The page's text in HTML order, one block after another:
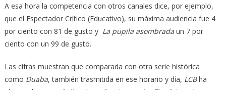
A esa hora la competencia con otros canales dice, por ejemplo,
que el Espectador Crítico (Educativo), su máxima audiencia fue 4
por ciento con 81 de gusto y La pupila asombradaun 7 por
ciento con un 99 de gusto.
Las cifras muestran que comparada con otra serie histórica
como Duaba, también trasmitida en ese horario y día, LCB ha